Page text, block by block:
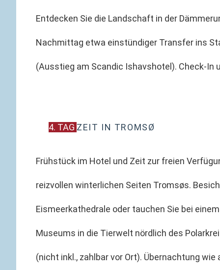
Entdecken Sie die Landschaft in der
Nachmittag etwa einstündiger Transfer ins
(Ausstieg am Scandic Ishavshotel). Check-In
4. TAG ZEIT IN TROMSØ
Frühstück im Hotel und Zeit zur freien
reizvollen winterlichen Seiten Tromsøs.
Eismeerkathedrale oder tauchen Sie bei
Museums in die Tierwelt nördlich des
(nicht inkl., zahlbar vor Ort). Übernachtung wie